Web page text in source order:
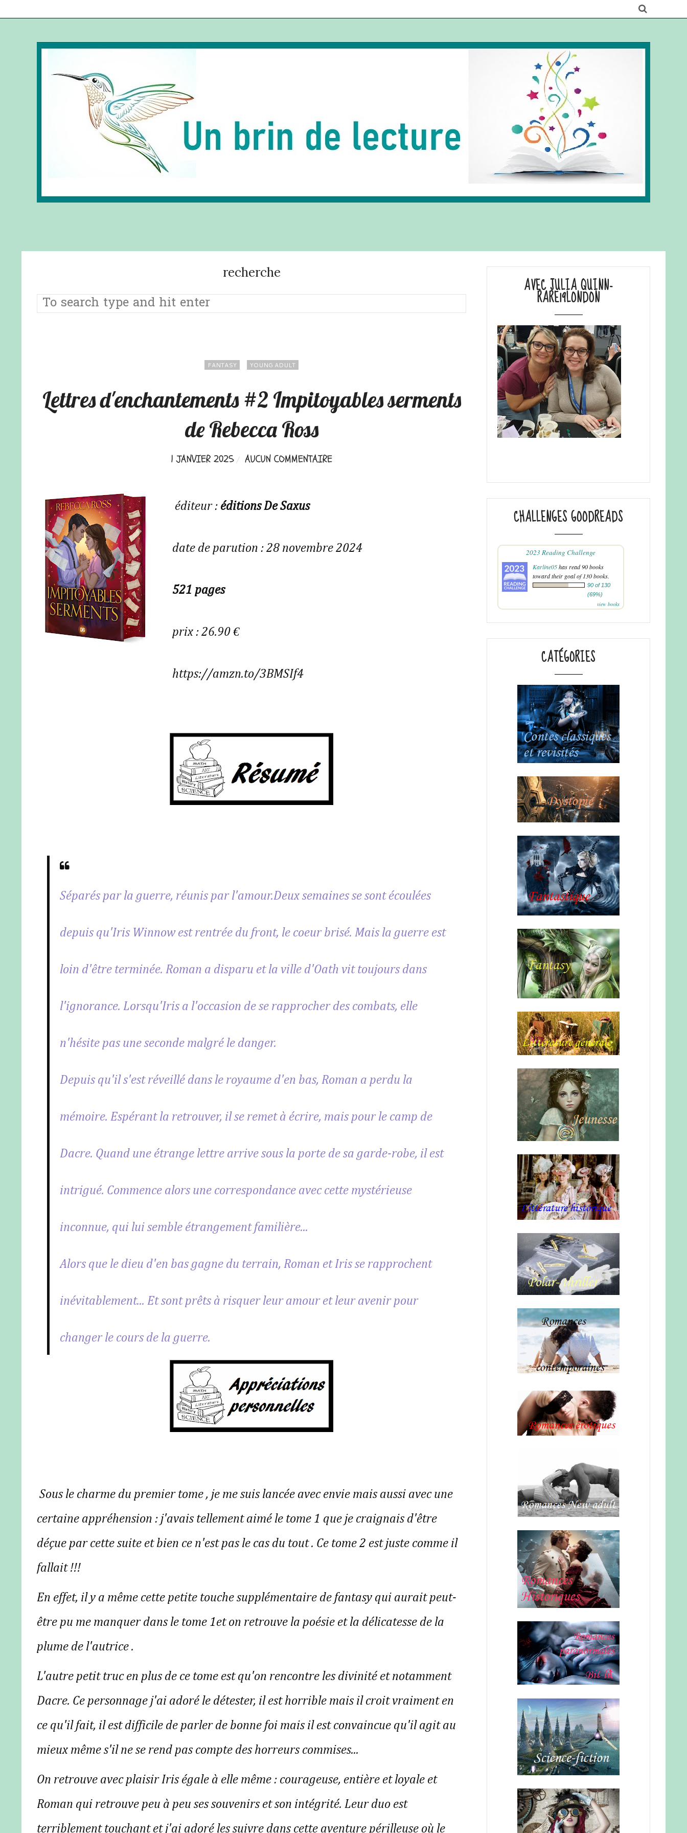
recherche
FANTASY YOUNG ADULT
Lettres d'enchantements #2 Impitoyables serments
de Rebecca Ross
1 JANVIER 2025 AUCUN COMMENTAIRE
éditeur : éditions De Saxus
date de parution : 28 novembre 2024
521 pages
prix : 26.90 €
https://amzn.to/3BMSIf4
Séparés par la guerre, réunis par l'amour.Deux semaines se sont écoulées
depuis qu'Iris Winnow est rentrée du front, le coeur brisé. Mais la guerre est
loin d'être terminée. Roman a disparu et la ville d'Oath vit toujours dans
l'ignorance. Lorsqu'Iris a l'occasion de se rapprocher des combats, elle
n'hésite pas une seconde malgré le danger.
Depuis qu'il s'est réveillé dans le royaume d'en bas, Roman a perdu la
mémoire. Espérant la retrouver, il se remet à écrire, mais pour le camp de
Dacre. Quand une étrange lettre arrive sous la porte de sa garde-robe, il est
intrigué. Commence alors une correspondance avec cette mystérieuse
inconnue, qui lui semble étrangement familière...
Alors que le dieu d'en bas gagne du terrain, Roman et Iris se rapprochent
inévitablement... Et sont prêts à risquer leur amour et leur avenir pour
changer le cours de la guerre.
Sous le charme du premier tome , je me suis lancée avec envie mais aussi avec une
certaine appréhension : j'avais tellement aimé le tome 1 que je craignais d'être
déçue par cette suite et bien ce n'est pas le cas du tout . Ce tome 2 est juste comme il
fallait !!!
En effet, il y a même cette petite touche supplémentaire de fantasy qui aurait peut-
être pu me manquer dans le tome 1et on retrouve la poésie et la délicatesse de la
plume de l'autrice .
L'autre petit truc en plus de ce tome est qu'on rencontre les divinité et notamment
Dacre. Ce personnage j'ai adoré le détester, il est horrible mais il croit vraiment en
ce qu'il fait, il est difficile de parler de bonne foi mais il est convaincue qu'il agit au
mieux même s'il ne se rend pas compte des horreurs commises...
On retrouve avec plaisir Iris égale à elle même : courageuse, entière et loyale et
Roman qui retrouve peu à peu ses souvenirs et son intégrité. Leur duo est
terriblement touchant et j'ai adoré les suivre dans cette aventure périlleuse où le
AVEC JULIA QUINN-
RARE19LONDON
CHALLENGES GOODREADS
2023 Reading Challenge
Karline05has read 90 books
toward their goal of 130 books.
90 of 130
(69%)
view books
CATÉGORIES